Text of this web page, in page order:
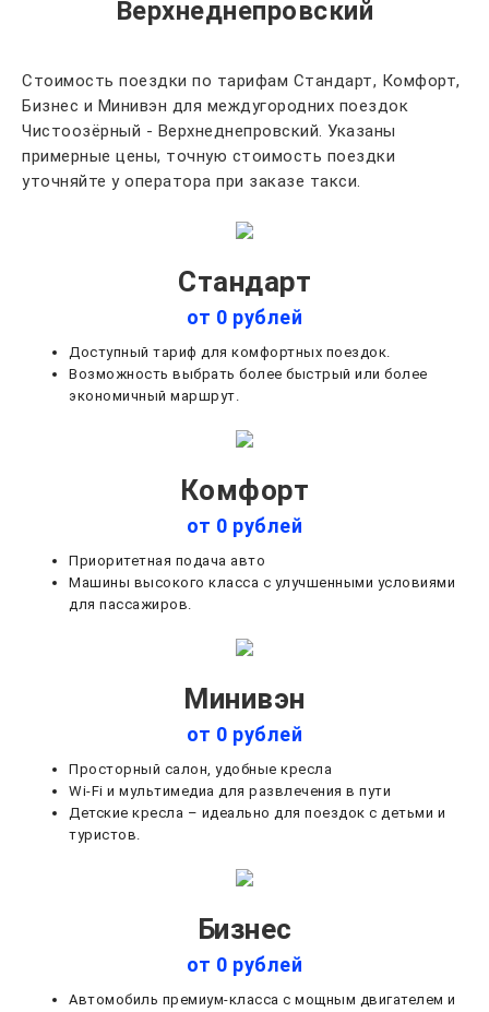
Верхнеднепровский
Стоимость поездки по тарифам Стандарт, Комфорт,
Бизнес и Минивэн для междугородних поездок
Чистоозёрный - Верхнеднепровский. Указаны
примерные цены, точную стоимость поездки
уточняйте у оператора при заказе такси.
Стандарт
от 0 рублей
Доступный тариф для комфортных поездок.
Возможность выбрать более быстрый или более
экономичный маршрут.
Комфорт
от 0 рублей
Приоритетная подача авто
Машины высокого класса с улучшенными условиями
для пассажиров.
Минивэн
от 0 рублей
Просторный салон, удобные кресла
Wi-Fi и мультимедиа для развлечения в пути
Детские кресла – идеально для поездок с детьми и
туристов.
Бизнес
от 0 рублей
Автомобиль премиум-класса с мощным двигателем и